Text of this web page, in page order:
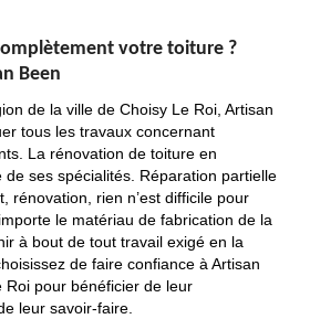
votre toiture ?
Been
de la ville de Choisy Le Roi, Artisan
tous les travaux concernant
La rénovation de toiture en
de ses spécialités. Réparation partielle
rénovation, rien n’est difficile pour
le matériau de fabrication de la
à bout de tout travail exigé en la
de faire confiance à Artisan
Roi pour bénéficier de leur
leur savoir-faire.